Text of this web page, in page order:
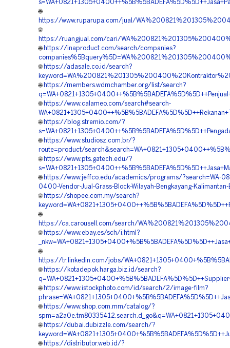
🌐
https://www.ruparupa.com/jual/
🌐
https://ruangjual.com/cari/
🌐 https://inaproduct.com/search/companies?
🌐 https://adasale.co.id/search?
🌐 https://members.wdmchamber.org/list/search?
🌐 https://www.calameo.com/search#search-
🌐 https://blog.stremio.com/?
🌐 https://www.studiosz.com.br/?
route=product/
🌐 https://www.pts.gatech.edu/?
🌐 https://www.jeffco.edu/academics/programs/?search=WA-
0400-Vendor-Jual-Grass-Block-Wilayah-Bengkayang-Kalimantan-
🌐 https://shopee.com.my/search?
🌐
https://ca.carousell.com/search/
🌐 https://www.ebay.es/sch/i.html?
🌐
https://tr.linkedin.com/jobs/
🌐 https://kotadepok.harga.biz.id/search?
🌐 https://www.istockphoto.com/id/search/2/image-film?
🌐 https://www.shop.com.mm/catalog/?
🌐 https://dubai.dubizzle.com/search/?
🌐 https://distributor.web.id/?